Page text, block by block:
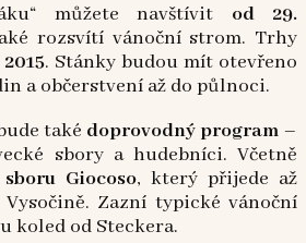
můžete navštívit od 29.
rozsvítí vánoční strom. Trhy
. Stánky budou mít otevřeno
a občerstvení až do půlnoci.
také doprovodný program–
sbory a hudebníci. Včetně
Giocoso, který přijede až
Zazní typické vánoční
koled od Steckera.